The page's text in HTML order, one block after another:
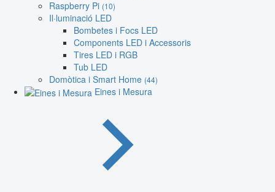
Raspberry Pi (10)
Il·luminació LED
Bombetes i Focs LED
Components LED i Accessoris
Tires LED i RGB
Tub LED
Domòtica i Smart Home (44)
Eines i Mesura